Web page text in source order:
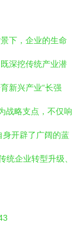
下，企业的生命
深挖传统产业潜
新兴产业“长强
战略支点，不仅响
身开辟了广阔的蓝
统企业转型升级、